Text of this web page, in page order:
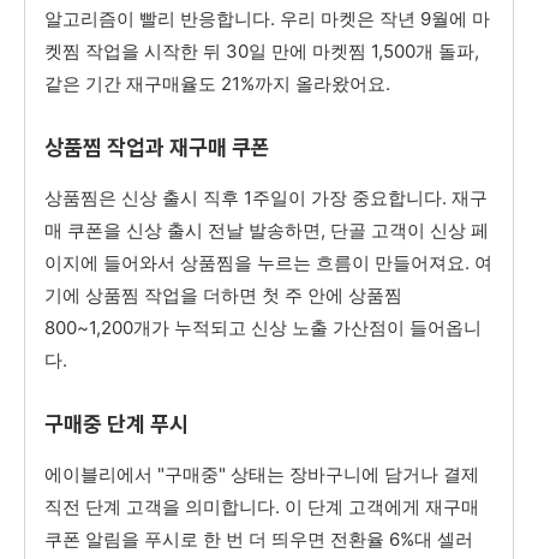
알고리즘이 빨리 반응합니다. 우리 마켓은 작년 9월에 마
켓찜 작업을 시작한 뒤 30일 만에 마켓찜 1,500개 돌파,
같은 기간 재구매율도 21%까지 올라왔어요.
상품찜 작업과 재구매 쿠폰
상품찜은 신상 출시 직후 1주일이 가장 중요합니다. 재구
매 쿠폰을 신상 출시 전날 발송하면, 단골 고객이 신상 페
이지에 들어와서 상품찜을 누르는 흐름이 만들어져요. 여
기에 상품찜 작업을 더하면 첫 주 안에 상품찜
800~1,200개가 누적되고 신상 노출 가산점이 들어옵니
다.
구매중 단계 푸시
에이블리에서 "구매중" 상태는 장바구니에 담거나 결제
직전 단계 고객을 의미합니다. 이 단계 고객에게 재구매
쿠폰 알림을 푸시로 한 번 더 띄우면 전환율 6%대 셀러